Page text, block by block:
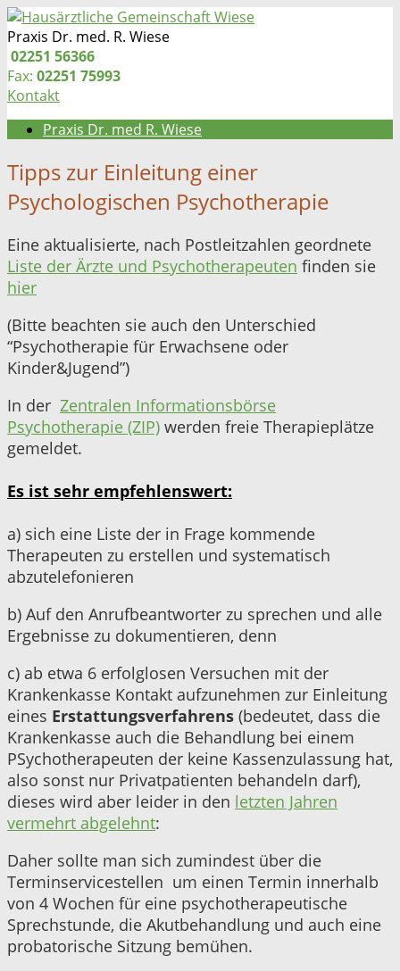
Zum
Inhalt
springen
Praxis Dr. med. R. Wiese
Telefon:
02251 56366
Fax: 02251 75993
Kontakt
Praxis Dr. med R. Wiese
Tipps zur Einleitung einer
Psychologischen Psychotherapie
Eine aktualisierte, nach Postleitzahlen geordnete
Liste der Ärzte und Psychotherapeuten finden sie
hier
(Bitte beachten sie auch den Unterschied
“Psychotherapie für Erwachsene oder
Kinder&Jugend”)
In der Zentralen Informationsbörse
Psychotherapie (ZIP) werden freie Therapieplätze
gemeldet.
Es ist sehr empfehlenswert:
a) sich eine Liste der in Frage kommende
Therapeuten zu erstellen und systematisch
abzutelefonieren
b) Auf den Anrufbeantworter zu sprechen und alle
Ergebnisse zu dokumentieren, denn
c) ab etwa 6 erfolglosen Versuchen mit der
Krankenkasse Kontakt aufzunehmen zur Einleitung
eines Erstattungsverfahrens (bedeutet, dass die
Krankenkasse auch die Behandlung bei einem
PSychotherapeuten der keine Kassenzulassung hat,
also sonst nur Privatpatienten behandeln darf),
dieses wird aber leider in den letzten Jahren
vermehrt abgelehnt:
Daher sollte man sich zumindest über die
Terminservicestellen um einen Termin innerhalb
von 4 Wochen für eine psychotherapeutische
Sprechstunde, die Akutbehandlung und auch eine
probatorische Sitzung bemühen.